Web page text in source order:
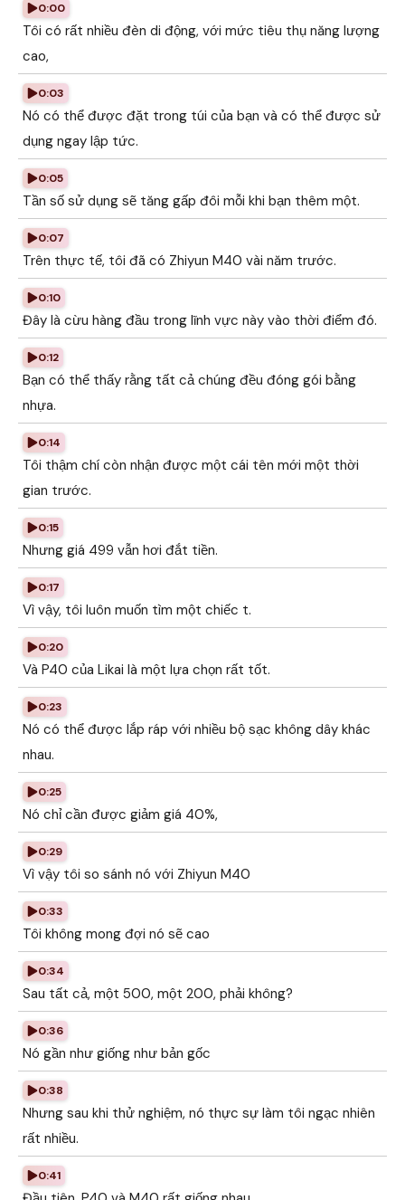
0:00
Tôi có rất nhiều đèn di động, với mức tiêu thụ năng lượng
cao,
0:03
Nó có thể được đặt trong túi của bạn và có thể được sử
dụng ngay lập tức.
0:05
Tần số sử dụng sẽ tăng gấp đôi mỗi khi bạn thêm một.
0:07
Trên thực tế, tôi đã có Zhiyun M40 vài năm trước.
0:10
Đây là cừu hàng đầu trong lĩnh vực này vào thời điểm đó.
0:12
Bạn có thể thấy rằng tất cả chúng đều đóng gói bằng
nhựa.
0:14
Tôi thậm chí còn nhận được một cái tên mới một thời
gian trước.
0:15
Nhưng giá 499 vẫn hơi đắt tiền.
0:17
Vì vậy, tôi luôn muốn tìm một chiếc t.
0:20
Và P40 của Likai là một lựa chọn rất tốt.
0:23
Nó có thể được lắp ráp với nhiều bộ sạc không dây khác
nhau.
0:25
Nó chỉ cần được giảm giá 40%,
0:29
Vì vậy tôi so sánh nó với Zhiyun M40
0:33
Tôi không mong đợi nó sẽ cao
0:34
Sau tất cả, một 500, một 200, phải không?
0:36
Nó gần như giống như bản gốc
0:38
Nhưng sau khi thử nghiệm, nó thực sự làm tôi ngạc nhiên
rất nhiều.
0:41